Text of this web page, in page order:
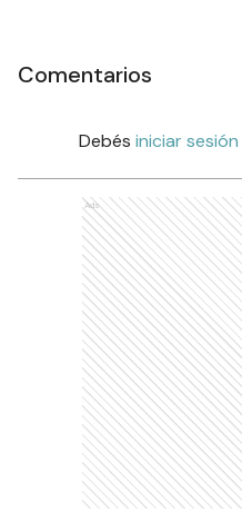
Comentarios
Debés iniciar sesión
Ads